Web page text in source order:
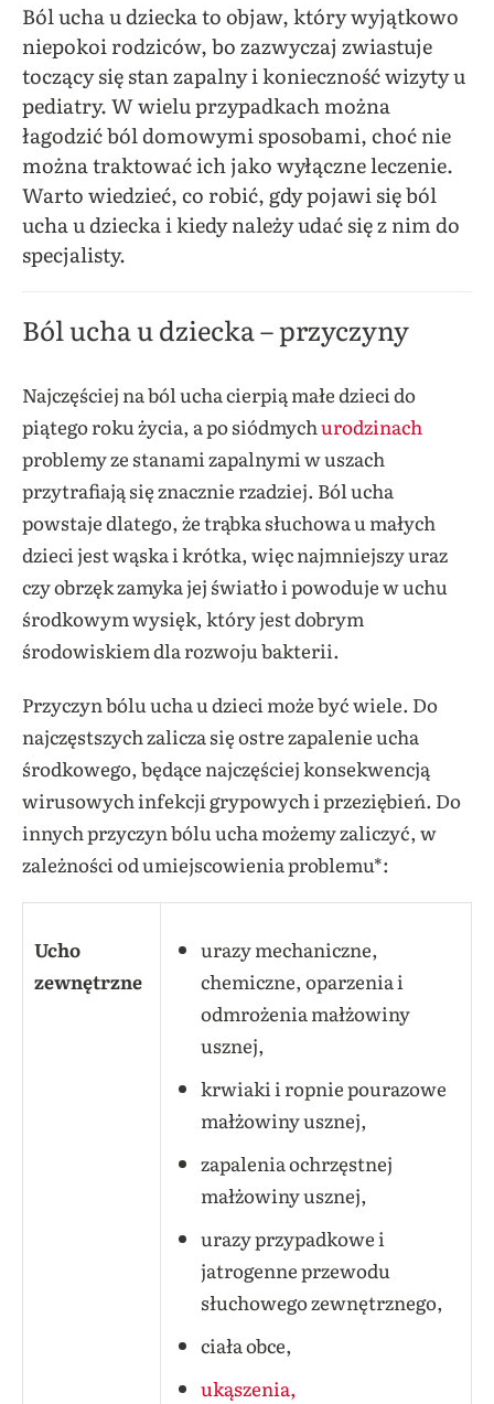
Ból ucha u dziecka to objaw, który wyjątkowo
niepokoi rodziców, bo zazwyczaj zwiastuje
toczący się stan zapalny i konieczność wizyty u
pediatry. W wielu przypadkach można
łagodzić ból domowymi sposobami, choć nie
można traktować ich jako wyłączne leczenie.
Warto wiedzieć, co robić, gdy pojawi się ból
ucha u dziecka i kiedy należy udać się z nim do
specjalisty.
Ból ucha u dziecka – przyczyny
Najczęściej na ból ucha cierpią małe dzieci do
piątego roku życia, a po siódmychurodzinach
problemy ze stanami zapalnymi w uszach
przytrafiają się znacznie rzadziej. Ból ucha
powstaje dlatego, że trąbka słuchowa u małych
dzieci jest wąska i krótka, więc najmniejszy uraz
czy obrzęk zamyka jej światło i powoduje w uchu
środkowym wysięk, który jest dobrym
środowiskiem dla rozwoju bakterii.
Przyczyn bólu ucha u dzieci może być wiele. Do
najczęstszych zalicza się ostre zapalenie ucha
środkowego,będące najczęściej konsekwencją
wirusowych infekcji grypowych i przeziębień. Do
innych przyczyn bólu ucha możemy zaliczyć, w
zależności od umiejscowienia problemu*:
Ucho
zewnętrzne
urazy mechaniczne,
chemiczne, oparzenia i
odmrożenia małżowiny
usznej,
krwiaki i ropnie pourazowe
małżowiny usznej,
zapalenia ochrzęstnej
małżowiny usznej,
urazy przypadkowe i
jatrogenne przewodu
słuchowego zewnętrznego,
ciała obce,
ukąszenia,